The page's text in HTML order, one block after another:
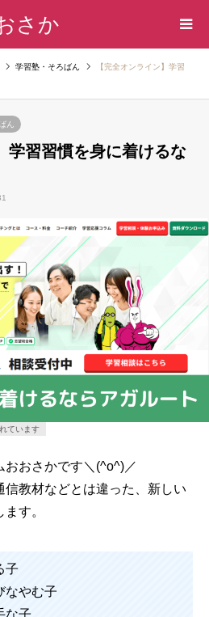
さか
学習塾・そろばん
【完全オンライン】学習
ん
学習習慣を身に着けるな
ています
おおさかです＼(^o^)／
教材などとは違った、新しい
す。
子
なやむ子
な子